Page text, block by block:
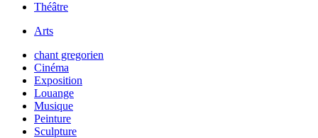
Théâtre
Arts
chant gregorien
Cinéma
Exposition
Louange
Musique
Peinture
Sculpture